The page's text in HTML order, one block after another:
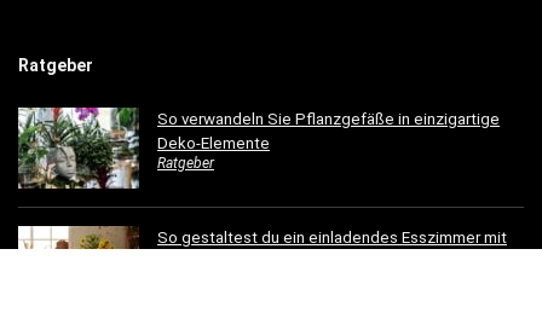
Ratgeber
So verwandeln Sie Pflanzgefäße in einzigartige
Deko-Elemente
Ratgeber
So gestaltest du ein einladendes Esszimmer mit